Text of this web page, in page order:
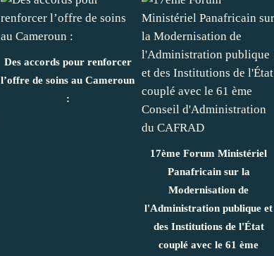
Des accords pour renforcer
l’offre de soins au Cameroun
:
17ème Forum Ministériel
Panafricain sur la
Modernisation de
l'Administration publique et
des Institutions de l'État
couplé avec le 61 ème